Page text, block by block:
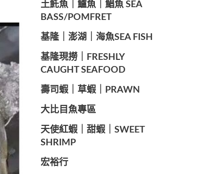
️土魠魚｜鱸魚｜鯧魚 SEA ​​
BASS/POMFRET
️基隆｜澎湖｜海魚SEA ​​FISH
️基隆現撈｜FRESHLY
CAUGHT SEAFOOD
️壽司蝦｜草蝦｜PRAWN
️大比目魚專區
️天使紅蝦｜甜蝦｜SWEET
SHRIMP
宏裕行